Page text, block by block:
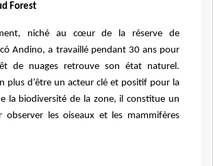
Forest
niché au cœur de la réserve de
Andino, a travaillé pendant 30 ans pour
de nuages retrouve son état naturel.
plus d’être un acteur clé et positif pour la
la biodiversité de la zone, il constitue un
observer les oiseaux et les mammifères